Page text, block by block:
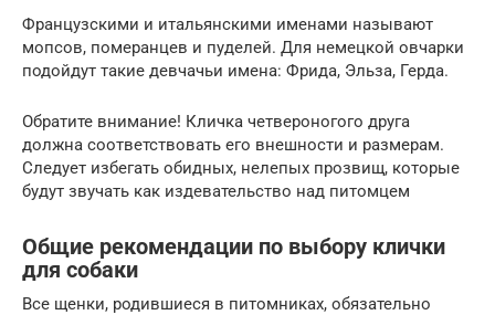
Французскими и итальянскими именами называют
мопсов, померанцев и пуделей. Для немецкой овчарки
подойдут такие девчачьи имена: Фрида, Эльза, Герда.
Обратите внимание! Кличка четвероногого друга
должна соответствовать его внешности и размерам.
Следует избегать обидных, нелепых прозвищ, которые
будут звучать как издевательство над питомцем
Общие рекомендации по выбору клички
для собаки
Все щенки, родившиеся в питомниках, обязательно